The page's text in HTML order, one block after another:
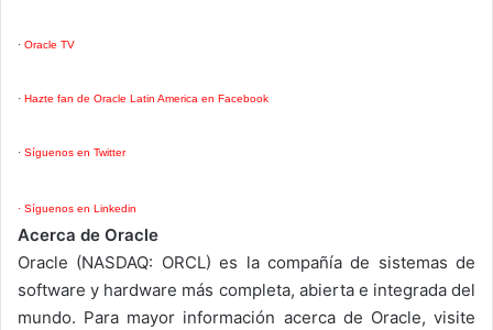
· Oracle TV
· Hazte fan de Oracle Latin America en Facebook
· Síguenos en Twitter
· Síguenos en Linkedin
Acerca de Oracle
Oracle (NASDAQ: ORCL) es la compañía de sistemas de
software y hardware más completa, abierta e integrada del
mundo. Para mayor información acerca de Oracle, visite